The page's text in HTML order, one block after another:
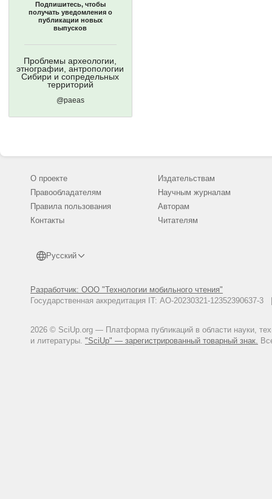
Подпишитесь, чтобы
получать уведомления о
публикации новых
выпусков
Проблемы археологии,
этнографии, антропологии
Сибири и сопредельных
территорий
@paeas
О проекте
Правообладателям
Правила пользования
Контакты
Русский
Разработчик: ООО "Технологии мобильного чтения"
Государственная аккредитация IT: АО-20230321-
2026 © SciUp.org — Платформа публикаций в области науки,
и литературы. "SciUp" — зарегистрированный товарный знак.
Издательствам
Научным журналам
Авторам
Читателям